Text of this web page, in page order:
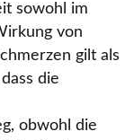
sowohl im
von
gilt als
die
obwohl die